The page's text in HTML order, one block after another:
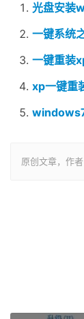
光盘安装
一键系统
一键重装
xp一键重
原创文章，作